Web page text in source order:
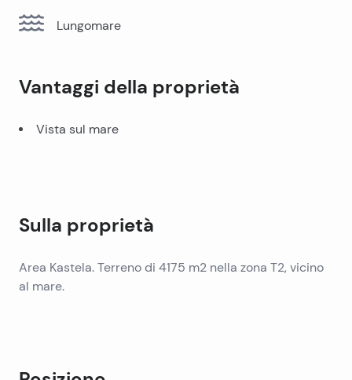
Lungomare
Vantaggi della proprietà
Vista sul mare
Sulla proprietà
Area Kastela. Terreno di 4175 m2 nella zona T2, vicino
al mare.